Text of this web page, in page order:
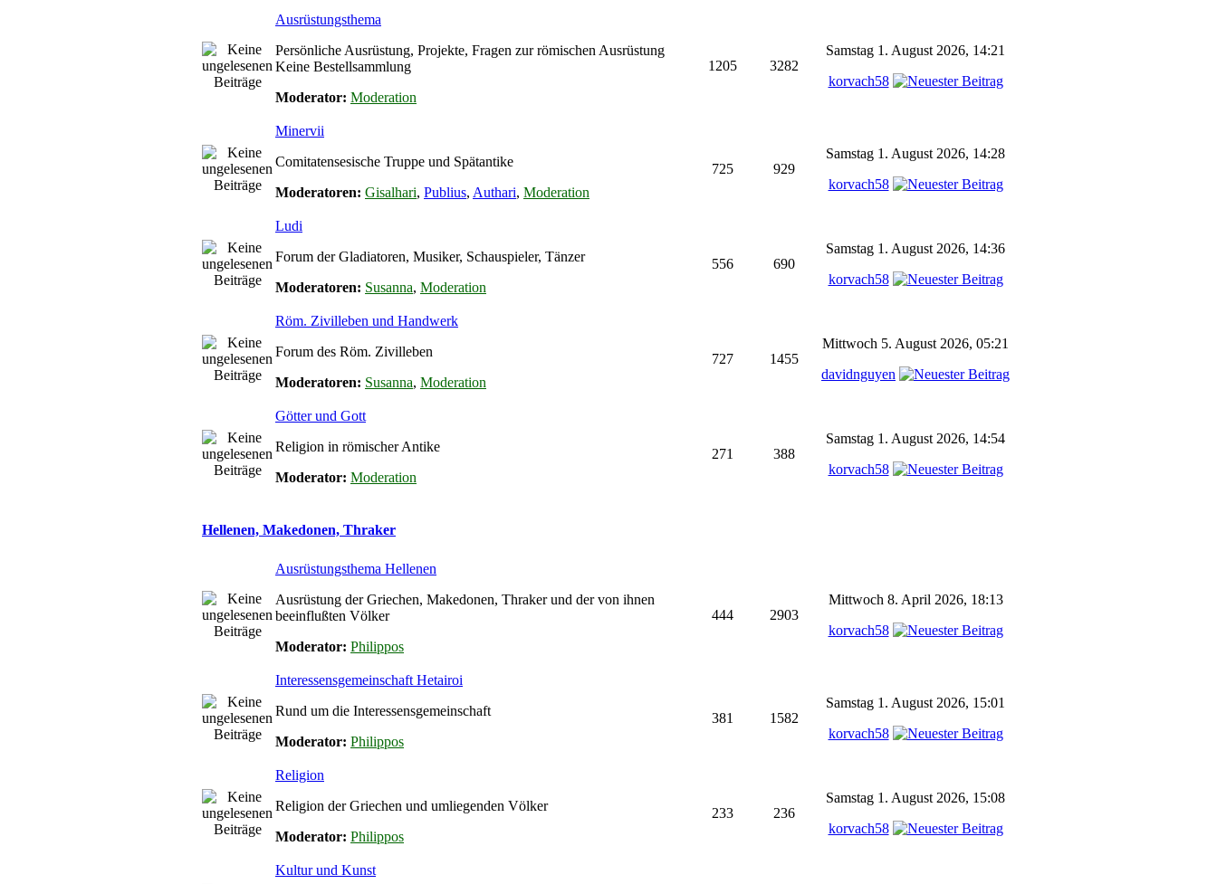
Ausrüstungsthema
Persönliche Ausrüstung, Projekte, Fragen zur römischen Ausrüstung
Keine Bestellsammlung
Moderator: Moderation
1205 3282
Samstag 1. August 2026, 14:21
korvach58
Minervii
Comitatensesische Truppe und Spätantike
Moderatoren: Gisalhari, Publius, Authari, Moderation
725 929
Samstag 1. August 2026, 14:28
korvach58
Ludi
Forum der Gladiatoren, Musiker, Schauspieler, Tänzer
Moderatoren: Susanna, Moderation
556 690
Samstag 1. August 2026, 14:36
korvach58
Röm. Zivilleben und Handwerk
Forum des Röm. Zivilleben
Moderatoren: Susanna, Moderation
727 1455
Mittwoch 5. August 2026, 05:21
davidnguyen
Götter und Gott
Religion in römischer Antike
Moderator: Moderation
271 388
Samstag 1. August 2026, 14:54
korvach58
Hellenen, Makedonen, Thraker
Ausrüstungsthema Hellenen
Ausrüstung der Griechen, Makedonen, Thraker und der von ihnen
beeinflußten Völker
Moderator: Philippos
444 2903
Mittwoch 8. April 2026, 18:13
korvach58
Interessensgemeinschaft Hetairoi
Rund um die Interessensgemeinschaft
Moderator: Philippos
381 1582
Samstag 1. August 2026, 15:01
korvach58
Religion
Religion der Griechen und umliegenden Völker
Moderator: Philippos
233 236
Samstag 1. August 2026, 15:08
korvach58
Kultur und Kunst